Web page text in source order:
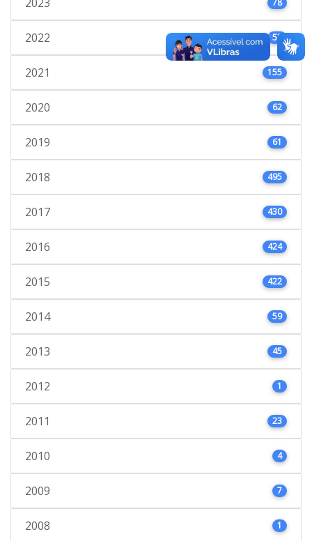
2022 53
2021 155
2020 62
2019 61
2018 495
2017 430
2016 424
2015 422
2014 59
2013 45
2012 1
2011 23
2010 4
2009 7
2008 1